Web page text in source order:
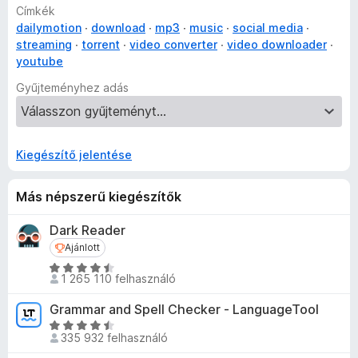
Convert YouTube to MP3:Easily convert YouTube videos to
MP3 and other audio formats.
resolution, including 4K.
Quick and Easy YouTube Video Downloading:Experience
and convert them to audio. Get the Free YouTube Video
YouTube experience!
Címkék
dailymotion
download mp3 music
social media
streaming
torrent video converter
video downloader
youtube
Gyűjteményhez adás
Kiegészítő jelentése
Más népszerű kiegészítők
Dark Reader
Ajánlott
Ajánlott
C
s
i
l
l
1 265 110 felhasználó
Grammar and Spell Checker - LanguageTool
C
s 335 932 felhasználó